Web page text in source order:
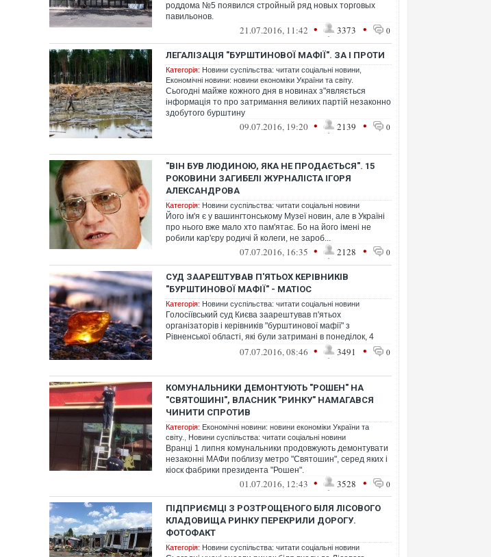
роддома №5 появился стройный ряд новых торговых
павильонов.
21.07.2016, 11:42 • 3373 • 0
ЛЕГАЛІЗАЦІЯ "БУРШТИНОВОЇ МАФІЇ". ЗА І ПРОТИ
Категорія: Новини суспільства: читати соціальні новини
Економічні новини: новини економіки України та світу.
Сьогодні майже кожного дня в новинах з"являється
інформація то про затримання великих партій незаконно
здобутого бурштину
09.07.2016, 19:20 • 2139 • 0
"ВІН БУВ ЛЮДИНОЮ, ЯКА НЕ ПРОДАЄТЬСЯ". 15
РОКОВИНИ ЗАГИБЕЛІ ЖУРНАЛІСТА ІГОРЯ
АЛЕКСАНДРОВА
Категорія: Новини суспільства: читати соціальні новини
Його ім'я є у вашингтонському Музеї новин, але в Україні
про нього вже мало хто пам'ятає. Бо на його імені не
робили кар'єру родичі й колеги, не зароб...
07.07.2016, 16:35 • 2128 • 0
СУД ЗААРЕШТУВАВ П'ЯТЬОХ КЕРІВНИКІВ
"БУРШТИНОВОЇ МАФІЇ" - МАТІОС
Категорія: Новини суспільства: читати соціальні новини
Голосіївський суд Києва заарештував п'ятьох
організаторів і керівників "бурштинової мафії" з
Рівненської області, які були затримані в понеділок, 4
07.07.2016, 08:46 • 3491 • 0
КОМУНАЛЬНИКИ ДЕМОНТУЮТЬ "РОШЕН" НА
"СВЯТОШИНІ", ВЛАСНИК "РИНКУ" НАМАГАВСЯ
ЧИНИТИ СПРОТИВ
Категорія: Економічні новини: новини економіки України та
світу.
Новини суспільства: читати соціальні новини
Вранці 1 липня комунальники продовжують демонтувати
незаконні МАФи поблизу метро "Святошин", серед яких і
кіоск фабрики президента "Рошен".
01.07.2016, 12:43 • 3528 • 0
ПІДПРИЄМЦІ З РОЗТРОЩЕНОГО БІЛЯ ЛІСОВОГО
КЛАДОВИЩА РИНКУ ПЕРЕКРИЛИ ДОРОГУ.
ФОТОФАКТ
Категорія: Новини суспільства: читати соціальні новини